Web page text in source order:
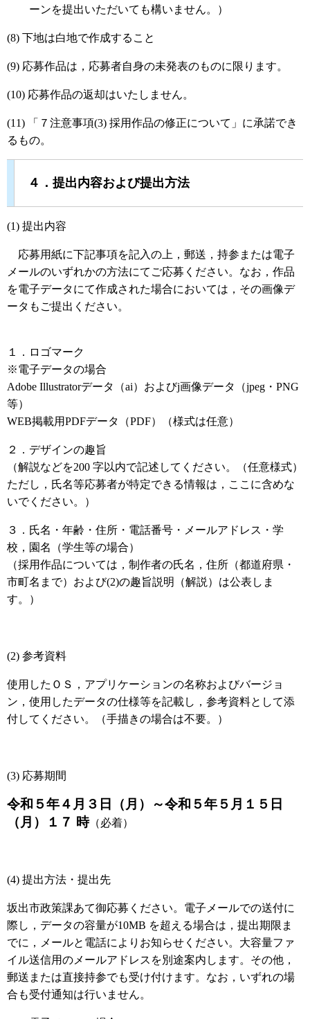
ーンを提出いただいても構いません。）
(8) 下地は白地で作成すること
(9) 応募作品は，応募者自身の未発表のものに限ります。
(10) 応募作品の返却はいたしません。
(11) 「７注意事項(3) 採用作品の修正について」に承諾でき
るもの。
４．提出内容および提出方法
(1) 提出内容
応募用紙に下記事項を記入の上，郵送，持参または電子
メールのいずれかの方法にてご応募ください。なお，作品
を電子データにて作成された場合においては，その画像デ
ータもご提出ください。
１．ロゴマーク
※電子データの場合
Adobe Illustratorデータ（ai）およびj画像データ（jpeg・PNG
等）
WEB掲載用PDFデータ（PDF）（様式は任意）
２．デザインの趣旨
（解説などを200 字以内で記述してください。（任意様式）
ただし，氏名等応募者が特定できる情報は，ここに含めな
いでください。）
３．氏名・年齢・住所・電話番号・メールアドレス・学
校，園名（学生等の場合）
（採用作品については，制作者の氏名，住所（都道府県・
市町名まで）および(2)の趣旨説明（解説）は公表しま
す。）
(2) 参考資料
使用したＯＳ，アプリケーションの名称およびバージョ
ン，使用したデータの仕様等を記載し，参考資料として添
付してください。（手描きの場合は不要。）
(3) 応募期間
令和５年４月３日（月）～令和５年５月１５日
（月）１７ 時（必着）
(4) 提出方法・提出先
坂出市政策課あて御応募ください。電子メールでの送付に
際し，データの容量が10MB を超える場合は，提出期限ま
でに，メールと電話によりお知らせください。大容量ファ
イル送信用のメールアドレスを別途案内します。その他，
郵送または直接持参でも受け付けます。なお，いずれの場
合も受付通知は行いません。